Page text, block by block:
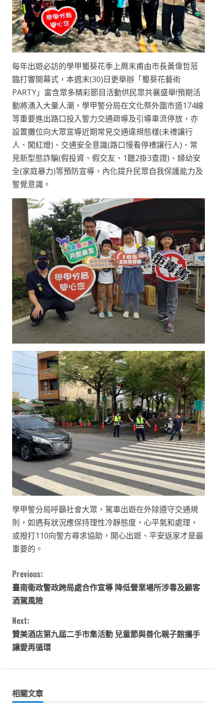
每年出遊必訪的學甲蜀葵花季上周末甫由市長黃偉哲蒞
臨打響開幕式，本週末(30)日更舉辦「蜀葵花藝術
PARTY」富含眾多精彩節目活動供民眾共襄盛舉!預期活
動將湧入大量人潮，學甲警分局在文化祭外圍市道174線
等重要進出路口投入警力交通疏導及引導車流停放，亦
設置攤位向大眾宣導近期常見交通違規態樣(未禮讓行
人、闖紅燈)、交通安全意識(路口慢看停禮讓行人)、常
見新型態詐騙(假投資、假交友、1聽2掛3查證)、婦幼安
全(家庭暴力)等預防宣導，內化提升民眾自我保護能力及
警覺意識。
學甲警分局呼籲社會大眾，駕車出遊在外除遵守交通規
則，如遇有狀況應保持理性冷靜態度，心平氣和處理，
或撥打110向警方尋求協助，開心出遊、平安返家才是最
重要的。
C
o
n
t
u
Previous:
臺南衛政警政跨局處合作宣導 降低營業場所涉毒及顧客
酒駕風險
Next:
贊美酒店第九屆二手市集活動 兒童節與善化親子館攜手
讓愛再循環
相關文章